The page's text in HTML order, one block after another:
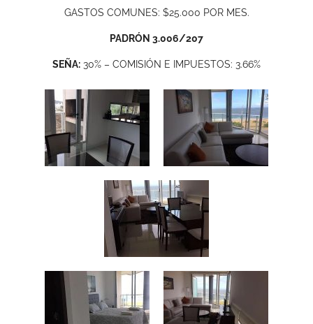
GASTOS COMUNES: $25.000 POR MES.
PADRÓN 3.006/207
SEÑA: 30% – COMISIÓN E IMPUESTOS: 3.66%